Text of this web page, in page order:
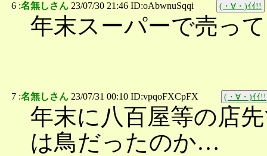
6 :名無しさん 23/07/30 21:46 ID:oAbwnuSqqi (・∀・)ｲｲ!!
年末スーパーで売っ
7 :名無しさん 23/07/31 00:10 ID:vpqoFXCpFX (・∀・)ｲｲ!!
年末に八百屋等の店
は鳥だったのか…